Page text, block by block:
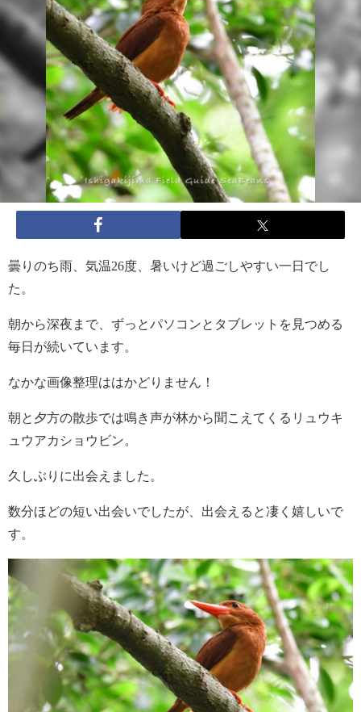
曇りのち雨、気温26度、暑いけど過ごしやすい一日でし
た。
朝から深夜まで、ずっとパソコンとタブレットを見つめる
毎日が続いています。
なかな画像整理ははかどりません！
朝と夕方の散歩では鳴き声が林から聞こえてくるリュウキ
ュウアカショウビン。
久しぶりに出会えました。
数分ほどの短い出会いでしたが、出会えると凄く嬉しいで
す。